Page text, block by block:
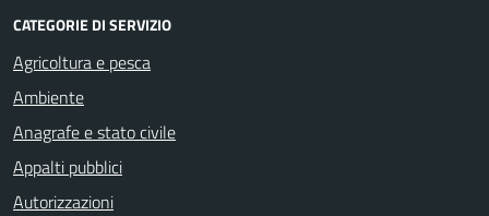
CATEGORIE DI SERVIZIO
Agricoltura e pesca
Ambiente
Anagrafe e stato civile
Appalti pubblici
Autorizzazioni